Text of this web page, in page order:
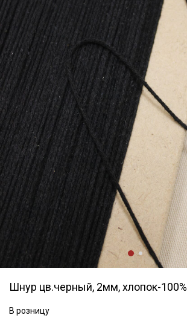
Шнур цв.черный, 2мм, хлопок-100%
В розницу